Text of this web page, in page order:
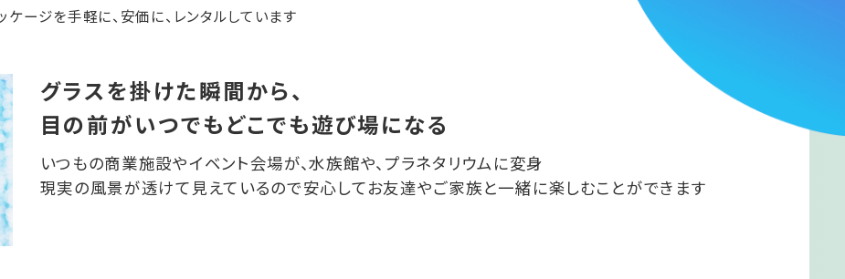
ージを手軽に、安価に、レンタルしています
グラスを掛けた瞬間から、
目の前がいつでもどこでも遊び場になる
いつもの商業施設やイベント会場が、水族館や、プラネタリウムに変身
現実の風景が透けて見えているので安心してお友達やご家族と一緒に楽しむことができます